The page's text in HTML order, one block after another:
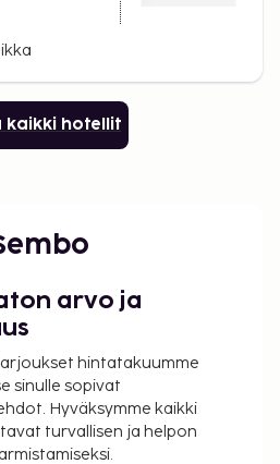
kaikki hotellit
arvo ja
hintatakuumme
sinulle sopivat
Hyväksymme kaikki
turvallisen ja helpon